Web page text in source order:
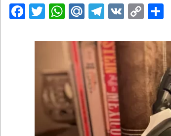
Facebook
Twitter
WhatsApp
Mail.Ru
Telegram
VK Copy